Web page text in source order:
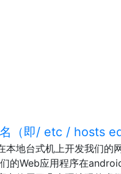
（即/ etc / hosts
本地台式机上开发我们
的Web应用程序在